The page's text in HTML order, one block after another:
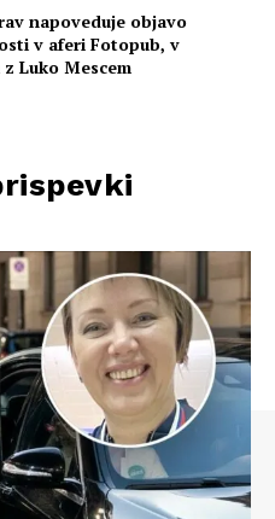
napoveduje objavo
v aferi Fotopub, v
Luko Mescem